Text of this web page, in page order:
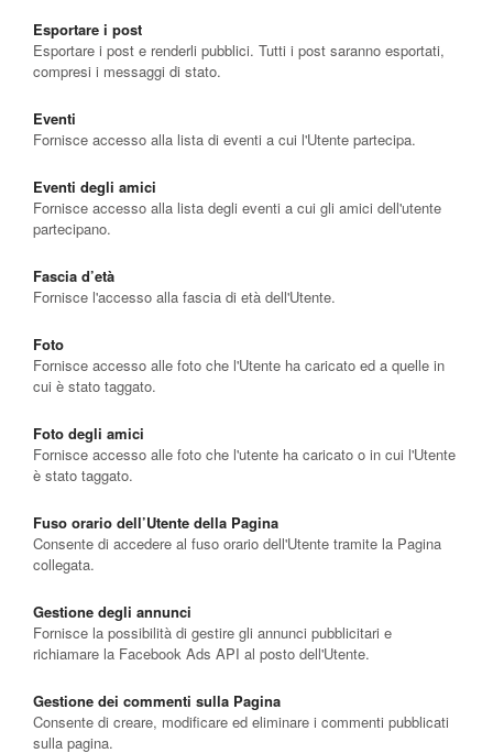
Esportare i post
Esportare i post e renderli pubblici. Tutti i post saranno esportati,
compresi i messaggi di stato.
Eventi
Fornisce accesso alla lista di eventi a cui l'Utente partecipa.
Eventi degli amici
Fornisce accesso alla lista degli eventi a cui gli amici dell'utente
partecipano.
Fascia d’età
Fornisce l'accesso alla fascia di età dell'Utente.
Foto
Fornisce accesso alle foto che l'Utente ha caricato ed a quelle in
cui è stato taggato.
Foto degli amici
Fornisce accesso alle foto che l'utente ha caricato o in cui l'Utente
è stato taggato.
Fuso orario dell’Utente della Pagina
Consente di accedere al fuso orario dell'Utente tramite la Pagina
collegata.
Gestione degli annunci
Fornisce la possibilità di gestire gli annunci pubblicitari e
richiamare la Facebook Ads API al posto dell'Utente.
Gestione dei commenti sulla Pagina
Consente di creare, modificare ed eliminare i commenti pubblicati
sulla pagina.